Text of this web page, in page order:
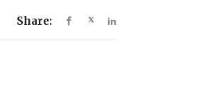
Share: